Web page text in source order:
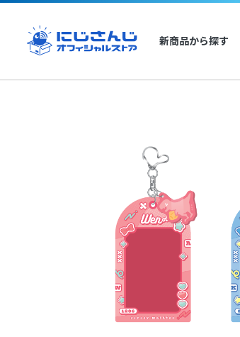
新商品から探す